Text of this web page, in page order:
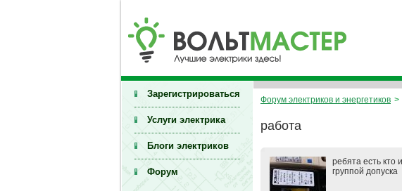
Зарегистрироваться
Услуги электрика
Блоги электриков
Форум
Форум электриков и энергетиков >
работа
ребята есть кто
группой допуска